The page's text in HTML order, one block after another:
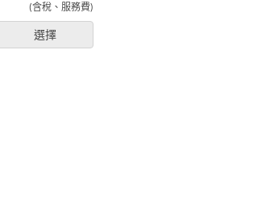
(含稅、服務費)
選擇